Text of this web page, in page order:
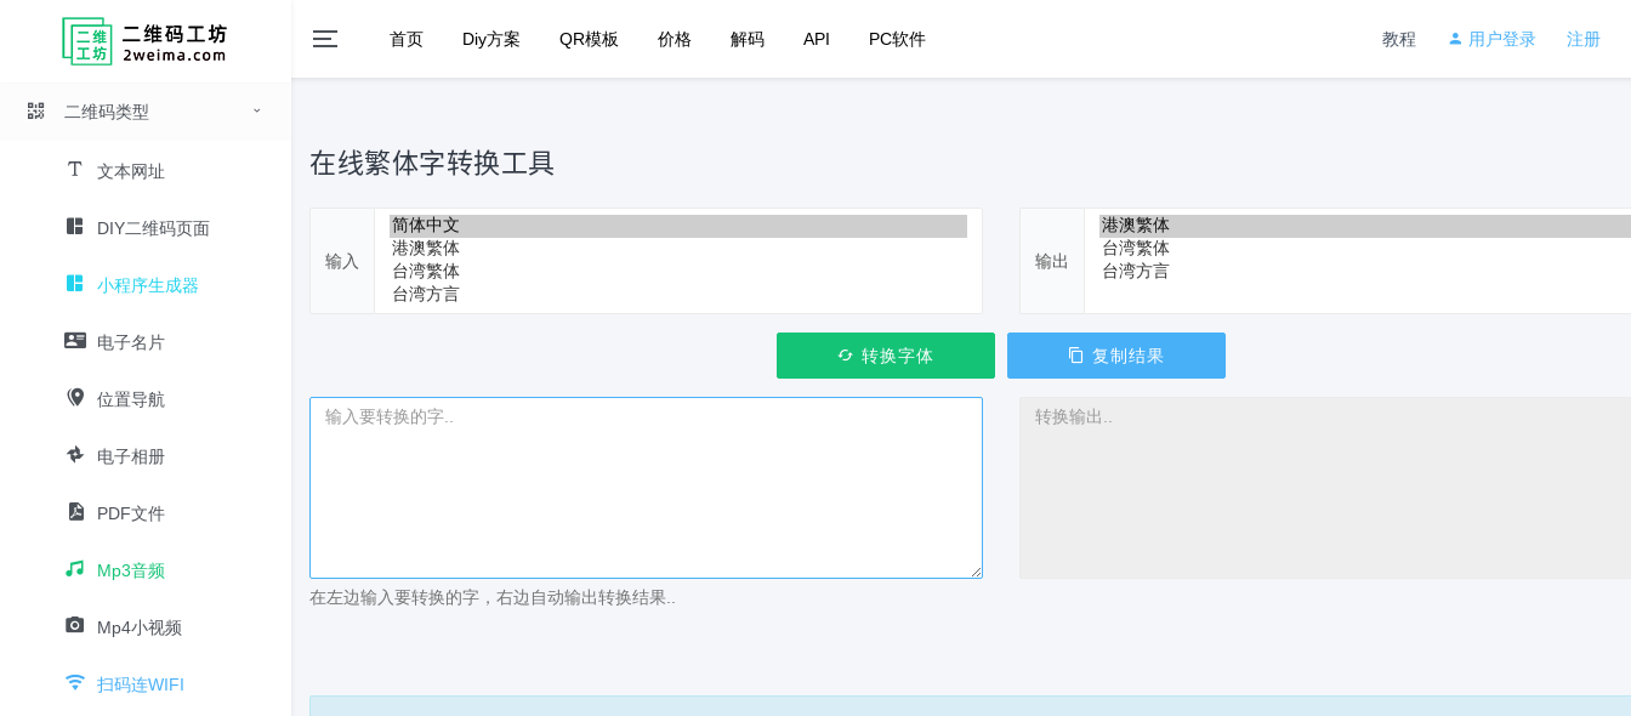
二维码类型
文本网址
DIY二维码页面
小程序生成器
电子名片
位置导航
电子相册
PDF文件
Mp3音频
Mp4小视频
扫码连WIFI
首页 Diy方案 QR模板 价格 解码 API PC软件 注册
用户登录
教程
在线繁体字转换工具
输入 输出
转换字体 复制结果
在左边输入要转换的字，右边自动输出转换结果..